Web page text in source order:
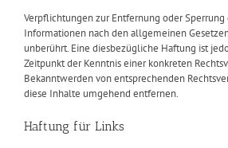
Verpflichtungen zur Entfernung oder
Informationen nach den allgemeinen
unberührt. Eine diesbezügliche Haftung ist
Zeitpunkt der Kenntnis einer konkreten
Bekanntwerden von entsprechenden
diese Inhalte umgehend entfernen.
Haftung für Links